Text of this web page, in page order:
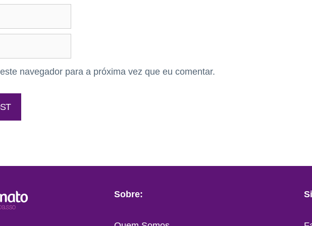
navegador para a próxima vez que eu comentar.
Sobre: